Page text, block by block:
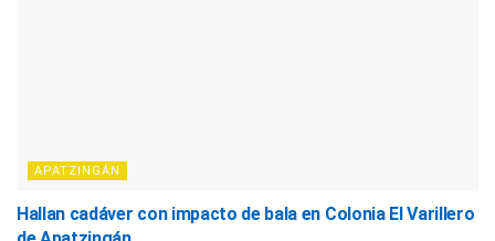
APATZINGÁN
Hallan cadáver con impacto de bala en Colonia El Varillero